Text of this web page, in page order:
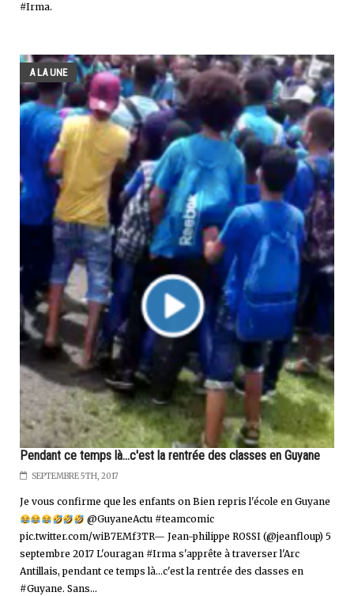
#Irma.
A LA UNE
Pendant ce temps là...c'est la rentrée des classes en Guyane
SEPTEMBRE 5TH, 2017
Je vous confirme que les enfants on Bien repris l'école en Guyane
@GuyaneActu #teamcomic
pic.twitter.com/wiB7EMf3TR— Jean-philippe ROSSI (@jeanfloup) 5
septembre 2017 L'ouragan #Irma s'apprête à traverser l'Arc
Antillais, pendant ce temps là...c'est la rentrée des classes en
#Guyane. Sans...